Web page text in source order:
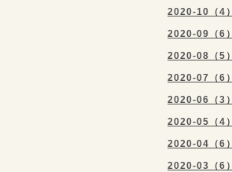
2020-10（4）
2020-09（6）
2020-08（5）
2020-07（6）
2020-06（3）
2020-05（4）
2020-04（6）
2020-03（6）